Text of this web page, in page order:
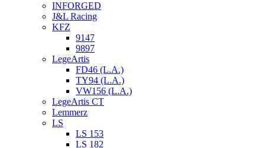
INFORGED
J&L Racing
KFZ
9147
9897
LegeArtis
FD46 (L.A.)
TY94 (L.A.)
VW156 (L.A.)
LegeArtis CT
Lemmerz
LS
LS 153
LS 182